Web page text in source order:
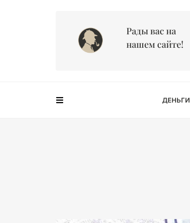
Рады вас на
нашем сайте!
ДЕНЬГИ